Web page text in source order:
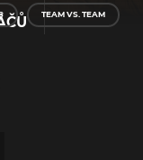
TEAM VS. TEAM